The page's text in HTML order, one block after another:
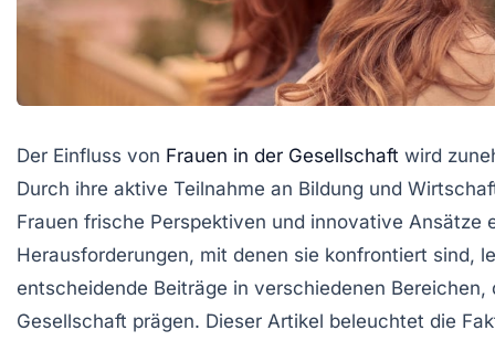
Der Einfluss von Frauen in der Gesellschaft wird
Durch ihre aktive Teilnahme an Bildung und
Frauen frische Perspektiven und innovative Ansätze
Herausforderungen, mit denen sie konfrontiert sind,
entscheidende Beiträge in verschiedenen Bereichen,
Gesellschaft prägen. Dieser Artikel beleuchtet die